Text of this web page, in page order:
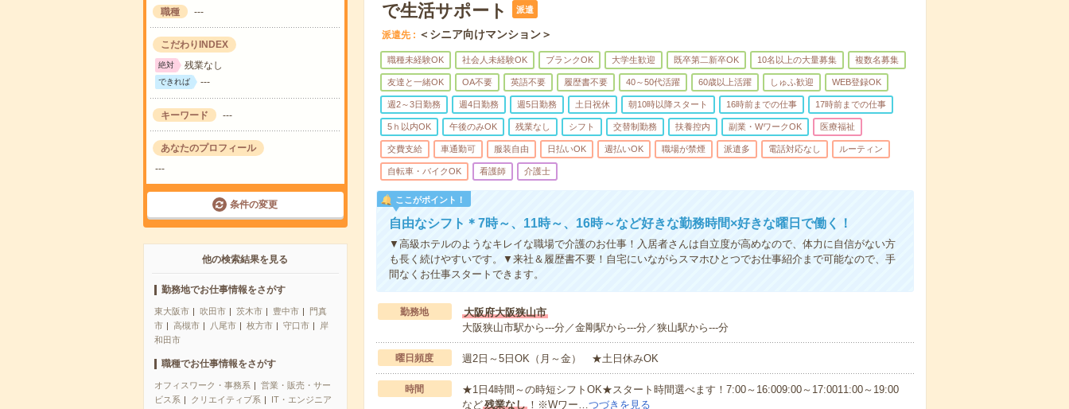
職種 ---
こだわりINDEX
絶対 残業なし
できれば ---
キーワード ---
あなたのプロフィール
---
条件の変更
他の検索結果を見る
勤務地でお仕事情報をさがす
東大阪市 吹田市 茨木市 豊中市
門真
市
高槻市 八尾市 枚方市 守口市
岸
和田市
職種でお仕事情報をさがす
オフィスワーク・事務系
営業・販売・サー
ビス系
クリエイティブ系
IT・エンジニア
で生活サポート
派遣
派遣先 ＜シニア向けマンション＞
職種未経験OK 社会人未経験OK ブランクOK 大学生歓迎 既卒第二新卒OK 10名以上の大量募集 複数名募集
友達と一緒OK OA不要 英語不要 履歴書不要 40～50代活躍 60歳以上活躍 しゅふ歓迎 WEB登録OK
週2～3日勤務 週4日勤務 週5日勤務 土日祝休 朝10時以降スタート 16時前までの仕事 17時前までの仕事
5ｈ以内OK 午後のみOK 残業なし シフト 交替制勤務 扶養控内 副業・WワークOK 医療福祉
交費支給 車通勤可 服装自由 日払いOK 週払いOK 職場が禁煙 派遣多 電話対応なし ルーティン
自転車・バイクOK 看護師 介護士
ここがポイント！
自由なシフト＊7時～、11時～、16時～など好きな勤務時間×好きな曜日で働く！
▼高級ホテルのようなキレイな職場で介護のお仕事！入居者さんは自立度が高めなので、体力に自信がない方
も長く続けやすいです。▼来社＆履歴書不要！自宅にいながらスマホひとつでお仕事紹介まで可能なので、手
間なくお仕事スタートできます。
勤務地
大阪府大阪狭山市
大阪狭山市駅から---分／金剛駅から---分／狭山駅から---分
曜日頻度 週2日～5日OK（月～金） ★土日休みOK
時間
★1日4時間～の時短シフトOK★スタート時間選べます！7:00～16:009:00～17:0011:00～19:00
など残業なし！※Wワー…つづきを見る